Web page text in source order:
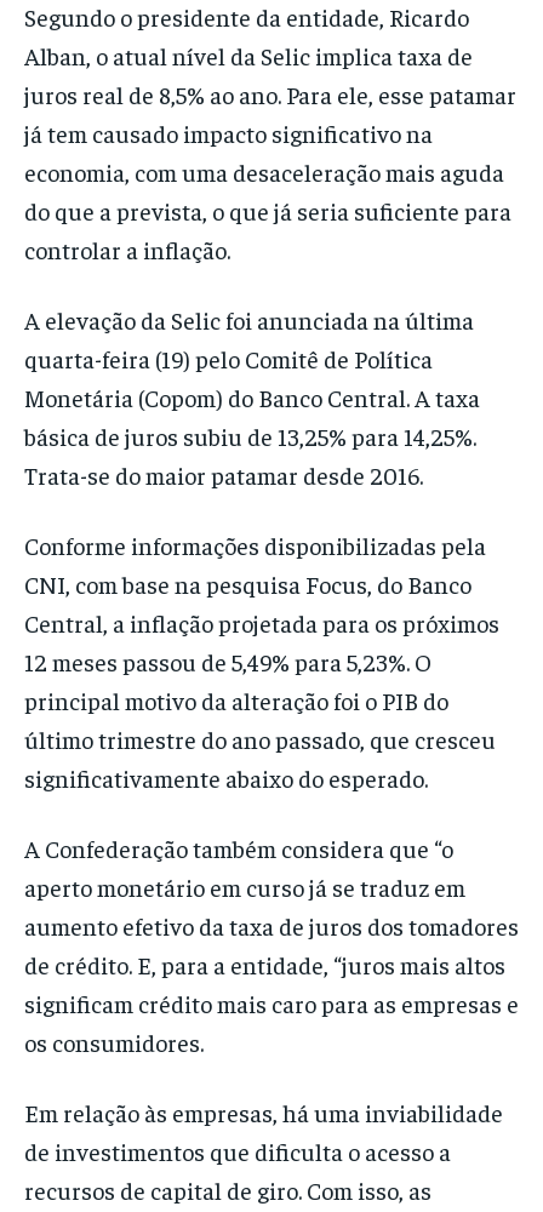
Segundo o presidente da entidade, Ricardo
Alban, o atual nível da Selic implica taxa de
juros real de 8,5% ao ano. Para ele, esse patamar
já tem causado impacto significativo na
economia, com uma desaceleração mais aguda
do que a prevista, o que já seria suficiente para
controlar a inflação.
A elevação da Selic foi anunciada na última
quarta-feira (19) pelo Comitê de Política
Monetária (Copom) do Banco Central. A taxa
básica de juros subiu de 13,25% para 14,25%.
Trata-se do maior patamar desde 2016.
Conforme informações disponibilizadas pela
CNI, com base na pesquisa Focus, do Banco
Central, a inflação projetada para os próximos
12 meses passou de 5,49% para 5,23%. O
principal motivo da alteração foi o PIB do
último trimestre do ano passado, que cresceu
significativamente abaixo do esperado.
A Confederação também considera que “o
aperto monetário em curso já se traduz em
aumento efetivo da taxa de juros dos tomadores
de crédito. E, para a entidade, “juros mais altos
significam crédito mais caro para as empresas e
os consumidores.
Em relação às empresas, há uma inviabilidade
de investimentos que dificulta o acesso a
recursos de capital de giro. Com isso, as